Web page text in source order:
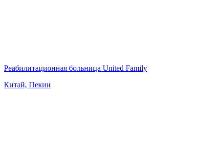
Реабилитационная больница United Family
Китай, Пекин